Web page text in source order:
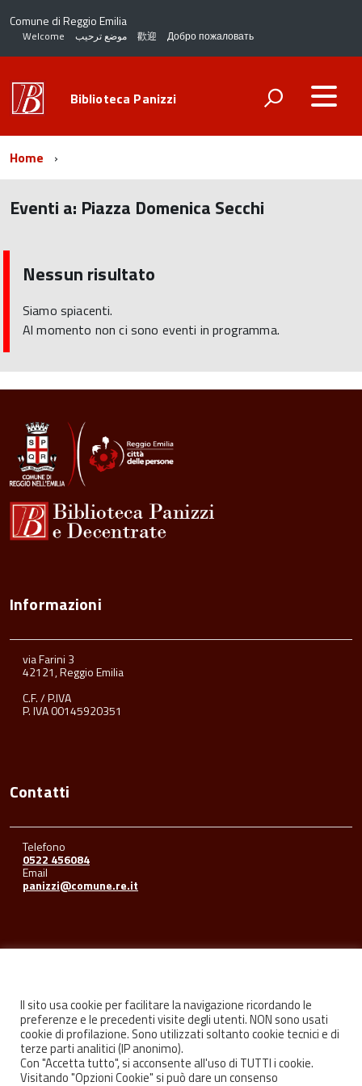
Comune di Reggio Emilia
Welcome موضع ترحيب 歡迎 Добро пожаловать
Biblioteca Panizzi
Home
Eventi a: Piazza Domenica Secchi
Nessun risultato
Siamo spiacenti.
Al momento non ci sono eventi in programma.
all'inizio
contenuto
Informazioni
via Farini 3
42121, Reggio Emilia
C.F. / P.IVA
P. IVA 00145920351
Contatti
Telefono
0522 456084
Email
panizzi@comune.re.it
FacebookYoutubeInstagram
Il sito usa cookie per facilitare la navigazione ricordando le
preferenze e le precedenti visite degli utenti. NON sono usati
cookie di profilazione. Sono utilizzati soltanto cookie tecnici e di
terze parti analitici (IP anonimo).
Con "Accetta tutto", si acconsente all'uso di TUTTI i cookie.
Visitando "Opzioni Cookie" si può dare un consenso